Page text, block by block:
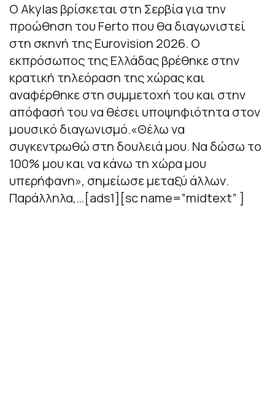
O Akylas βρίσκεται στη Σερβία για την
προώθηση του Ferto που θα διαγωνιστεί
στη σκηνή της Eurovision 2026. O
εκπρόσωπος της Ελλάδας βρέθηκε στην
κρατική τηλεόραση της χώρας και
αναφέρθηκε στη συμμετοχή του και στην
απόφασή του να θέσει υποψηφιότητα στον
μουσικό διαγωνισμό.«Θέλω να
συγκεντρωθώ στη δουλειά μου. Να δώσω το
100% μου και να κάνω τη χώρα μου
υπερήφανη», σημείωσε μεταξύ άλλων.
Παράλληλα,…[ads1][sc name=”midtext” ]